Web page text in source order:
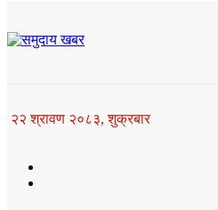
२२ श्रावण २०८३, शुक्रबार